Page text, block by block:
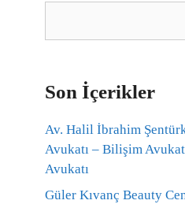
Son İçerikler
Av. Halil İbrahim
Avukatı – Bilişim
Avukatı
Güler Kıvanç Beauty